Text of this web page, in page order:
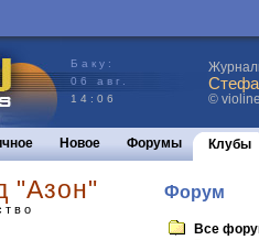
Баку:
06 авг.
14:06
© violine
Новое Форумы Клубы
"Азон" Форум
Все